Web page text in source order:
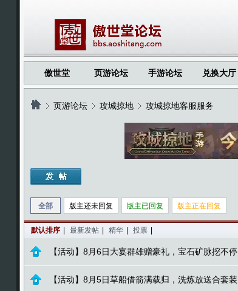
傲世堂 页游论坛 手游论坛 兑换大厅
页游论坛 攻城掠地
›
攻城掠地客服服务
全部 版主还未回复 版主已回复 版主正在回复
默认排序 最新发帖 精华 投票
【活动】8月6日大宴群雄赠豪礼，宝石矿脉挖不停
【活动】8月5日草船借箭满载归，洗炼放送合套装